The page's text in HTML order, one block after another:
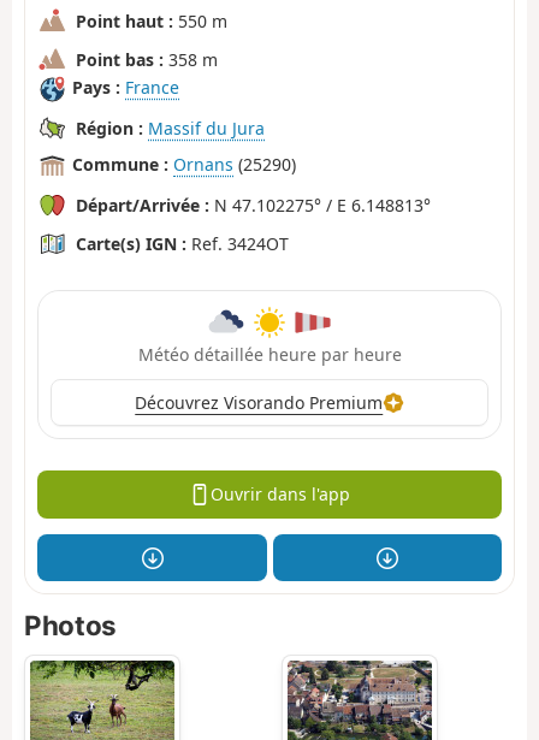
Point haut : 550 m
Point bas : 358 m
Pays : France
Région : Massif du Jura
Commune : Ornans (25290)
Départ/Arrivée : N 47.102275° / E 6.148813°
Carte(s) IGN : Ref. 3424OT
Météo détaillée heure par heure
Découvrez Visorando Premium
Ouvrir dans l'app
Photos